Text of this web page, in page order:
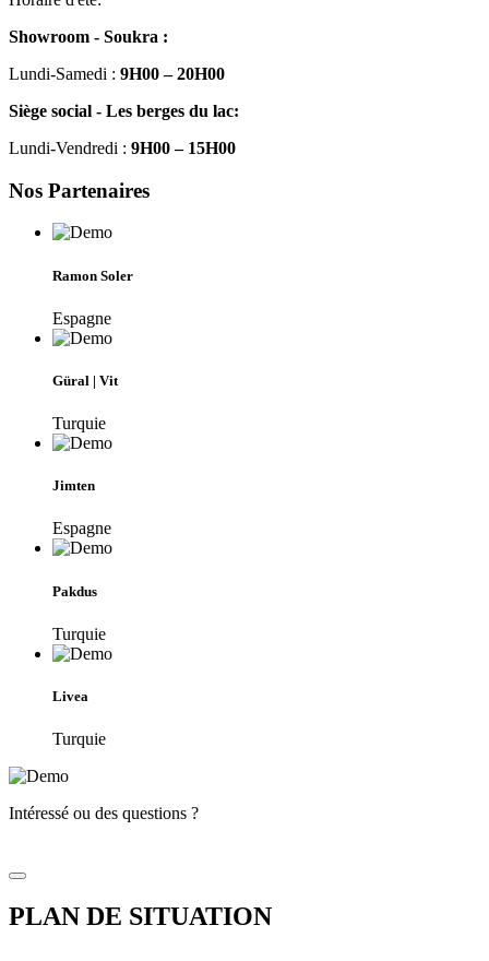
Showroom - Soukra :
Lundi-Samedi : 9H00 – 20H00
Siège social - Les berges du lac:
Lundi-Vendredi : 9H00 – 15H00
Nos Partenaires
Ramon Soler
Espagne
Güral | Vit
Turquie
Jimten
Espagne
Pakdus
Turquie
Livea
Turquie
Intéressé ou des questions ?
PLAN DE SITUATION